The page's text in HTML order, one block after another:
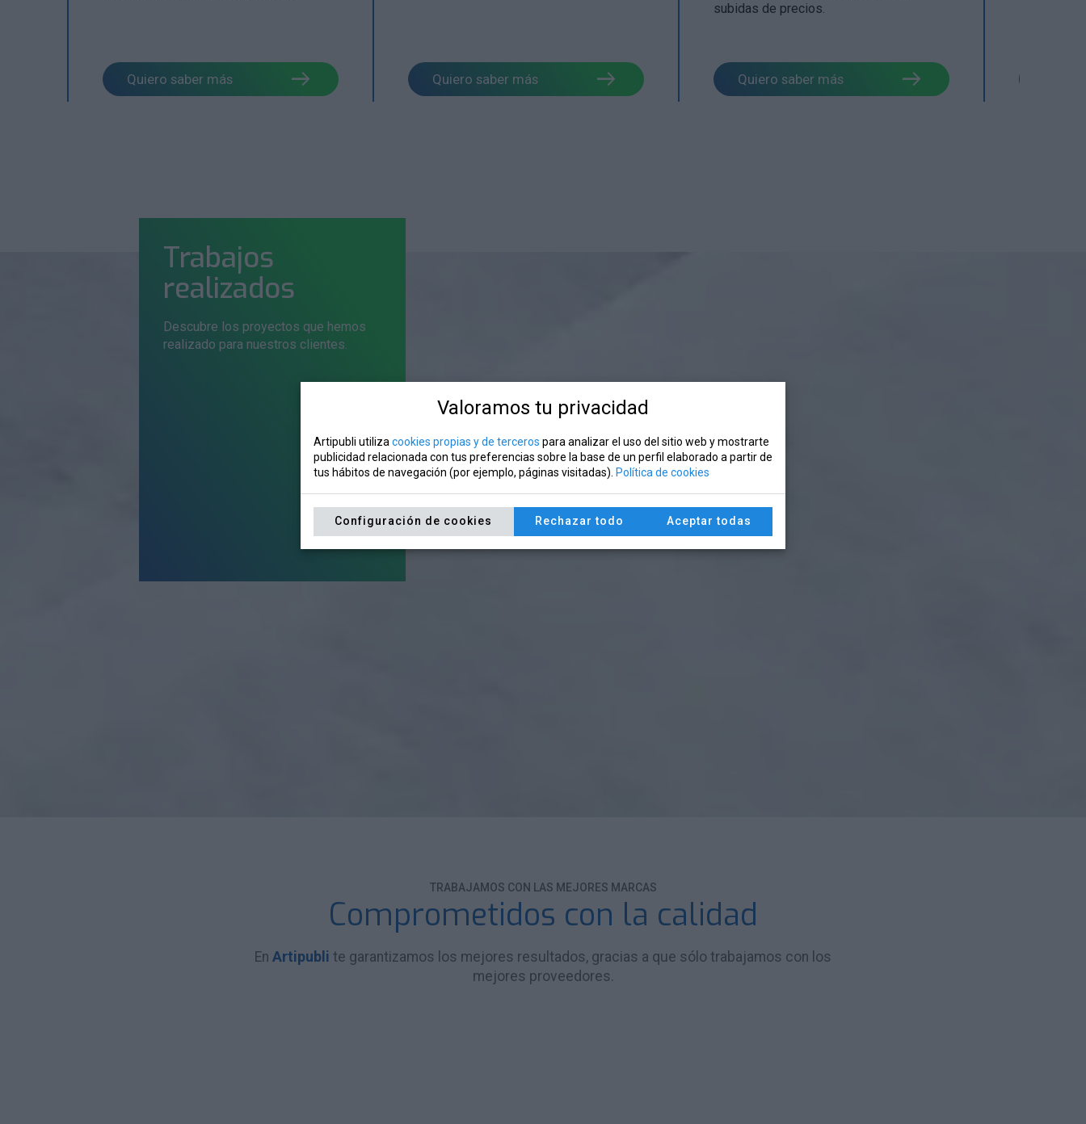
Quiero saber más Quiero saber más
subidas de precios.
Quiero saber más
Trabajos
realizados
Descubre los proyectos que hemos
realizado para nuestros clientes.
TRABAJAMOS CON LAS MEJORES MARCAS
Comprometidos con la calidad
En Artipubli te garantizamos los mejores resultados, gracias a que sólo trabajamos con los
mejores proveedores.
Valoramos tu privacidad
Artipubli utiliza cookies propias y de terceros para analizar el uso del sitio web y mostrarte
publicidad relacionada con tus preferencias sobre la base de un perfil elaborado a partir de
tus hábitos de navegación (por ejemplo, páginas visitadas). Política de cookies
Aceptar todas
Rechazar todo
Configuración de cookies